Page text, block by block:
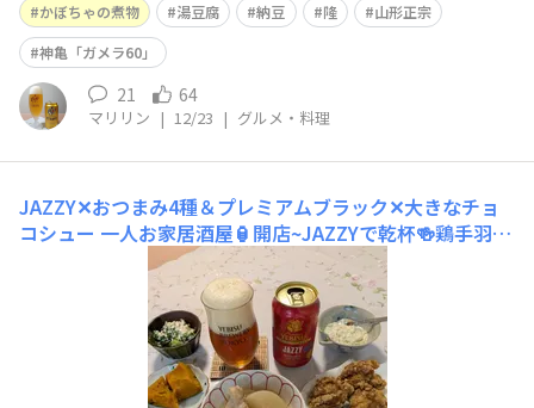
かぼちゃの煮物
湯豆腐 納豆 隆
山形正宗
神亀「ガメラ60」
21 64
マリリン | 12/23 | グルメ・料理
JAZZY✕おつまみ4種＆プレミアムブラック✕大きなチョ
コシュー 一人お家居酒屋🏮開店~JAZZYで乾杯🍻鶏手羽元
と大根の煮物、ほうれん草の白和え、かぼちゃの煮物、そ
して鶏の唐揚げは市販のタルタルソースに乾燥パセリとら
っきょうを刻んでまぜまぜ🥚らっきょうの食感が美味しい
です そして、食後はローソンさんの盛り過ぎチャレンジ
の大きなチョコシューとプレミアムブ